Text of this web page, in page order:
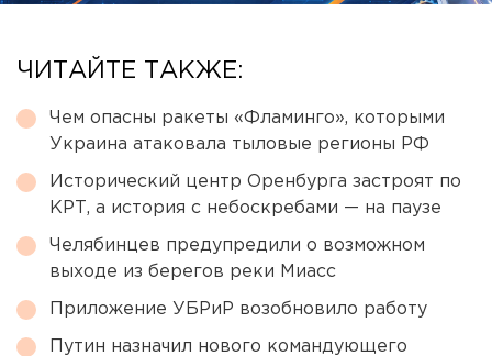
ЧИТАЙТЕ ТАКЖЕ:
Чем опасны ракеты «Фламинго», которыми
Украина атаковала тыловые регионы РФ
Исторический центр Оренбурга застроят по
КРТ, а история с небоскребами — на паузе
Челябинцев предупредили о возможном
выходе из берегов реки Миасс
Приложение УБРиР возобновило работу
Путин назначил нового командующего